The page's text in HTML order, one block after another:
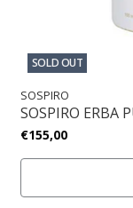
SOLD OUT
SOSPIRO
SOSPIRO ERBA
€155,00